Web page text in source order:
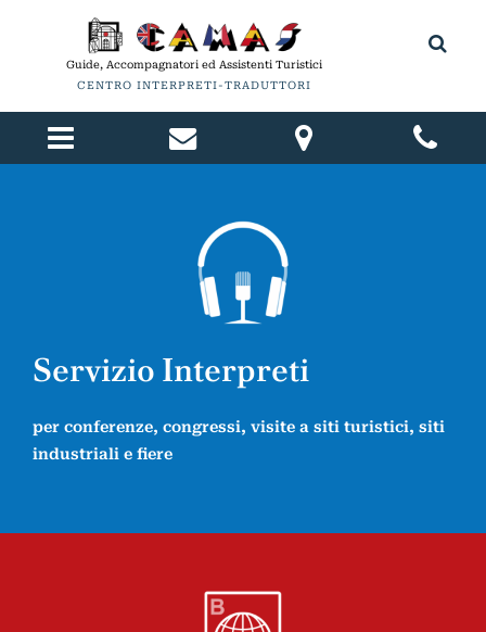
Guide, Accompagnatori ed Assistenti Turistici
CENTRO INTERPRETI-TRADUTTORI
Servizio Interpreti
per conferenze, congressi, visite a siti turistici, siti
industriali e fiere